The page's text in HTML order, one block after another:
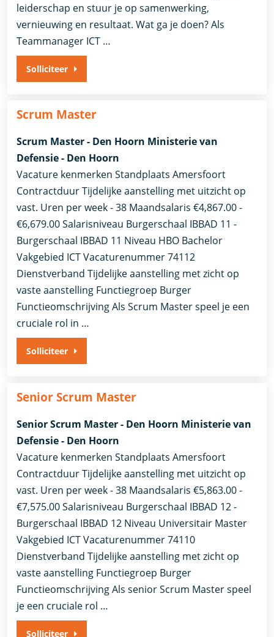
leiderschap en stuur je op samenwerking,
vernieuwing en resultaat. Wat ga je doen? Als
Teammanager ICT …
Solliciteer
Scrum Master
Scrum Master - Den Hoorn Ministerie van
Defensie - Den Hoorn
Vacature kenmerken Standplaats Amersfoort
Contractduur Tijdelijke aanstelling met uitzicht op
vast. Uren per week - 38 Maandsalaris €4,867.00 -
€6,679.00 Salarisniveau Burgerschaal IBBAD 11 -
Burgerschaal IBBAD 11 Niveau HBO Bachelor
Vakgebied ICT Vacaturenummer 74112
Dienstverband ​Tijdelijke aanstelling met zicht op
vaste aanstelling​ Functiegroep Burger
Functieomschrijving Als Scrum Master speel je een
cruciale rol in …
Solliciteer
Senior Scrum Master
Senior Scrum Master - Den Hoorn Ministerie van
Defensie - Den Hoorn
Vacature kenmerken Standplaats Amersfoort
Contractduur Tijdelijke aanstelling met uitzicht op
vast. Uren per week - 38 Maandsalaris €5,863.00 -
€7,575.00 Salarisniveau Burgerschaal IBBAD 12 -
Burgerschaal IBBAD 12 Niveau Universitair Master
Vakgebied ICT Vacaturenummer 74110
Dienstverband ​Tijdelijke aanstelling met zicht op
vaste aanstelling​ Functiegroep Burger
Functieomschrijving Als senior Scrum Master speel
je een cruciale rol …
Solliciteer